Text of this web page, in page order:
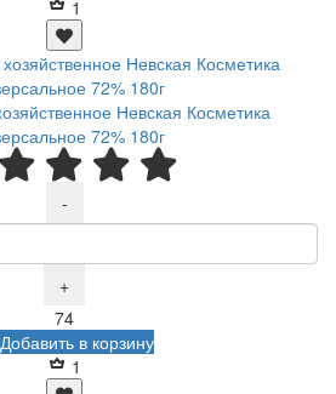
1
Невская Косметика
72% 180г
-
+
74Р
в корзину
1